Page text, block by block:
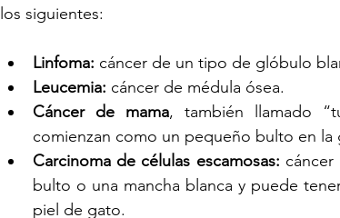
los siguientes:
Linfoma: cáncer de un tipo de glóbulo
Leucemia: cáncer de médula ósea.
Cáncer de mama, también llamado
comienzan como un pequeño bulto en la
Carcinoma de células escamosas:
bulto o una mancha blanca y puede
piel de gato.